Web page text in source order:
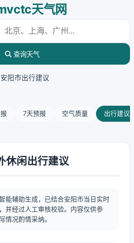
天气网
查询天气
安阳市出行建议
7天预报 空气质量 出行建议
休闲出行建议
能辅助生成，已结合安阳市当日实时
并经过人工审核校验。内容仅供参
情况酌情采纳。